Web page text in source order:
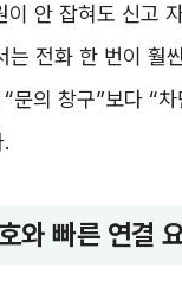
이 안 잡혀도 신고
는 전화 한 번이 훨
문의 창구”보다 “
와 빠른 연결